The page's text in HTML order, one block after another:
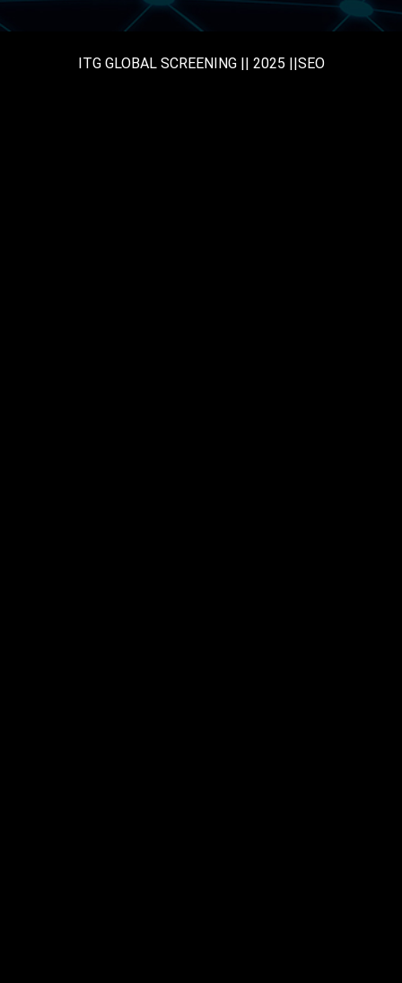
ITG GLOBAL SCREENING || 2025 ||SEO